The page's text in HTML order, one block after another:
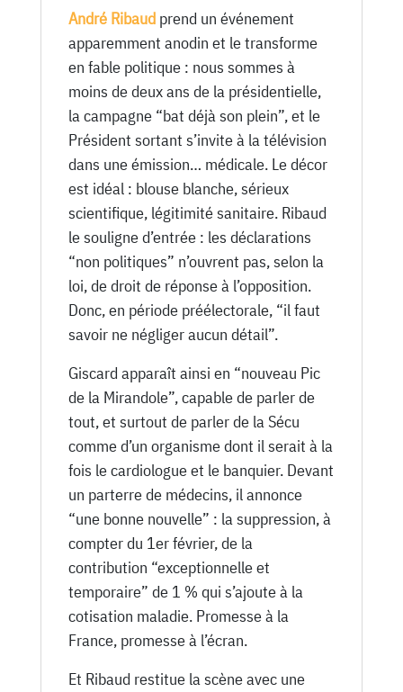
André Ribaudprend un événement
apparemment anodin et le transforme
en fable politique : nous sommes à
moins de deux ans de la présidentielle,
la campagne “bat déjà son plein”, et le
Président sortant s’invite à la télévision
dans une émission… médicale. Le décor
est idéal : blouse blanche, sérieux
scientifique, légitimité sanitaire. Ribaud
le souligne d’entrée : les déclarations
“non politiques” n’ouvrent pas, selon la
loi, de droit de réponse à l’opposition.
Donc, en période préélectorale, “il faut
savoir ne négliger aucun détail”.
Giscard apparaît ainsi en “nouveau Pic
de la Mirandole”, capable de parler de
tout, et surtout de parler de la Sécu
comme d’un organisme dont il serait à la
fois le cardiologue et le banquier. Devant
un parterre de médecins, il annonce
“une bonne nouvelle” : la suppression, à
compter du 1er février, de la
contribution “exceptionnelle et
temporaire” de 1 % qui s’ajoute à la
cotisation maladie. Promesse à la
France, promesse à l’écran.
Et Ribaud restitue la scène avec une